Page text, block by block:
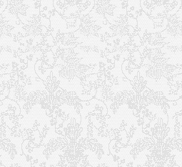
威刚SP580 120G SS
D固态硬盘数据恢复成
120G
8XT成